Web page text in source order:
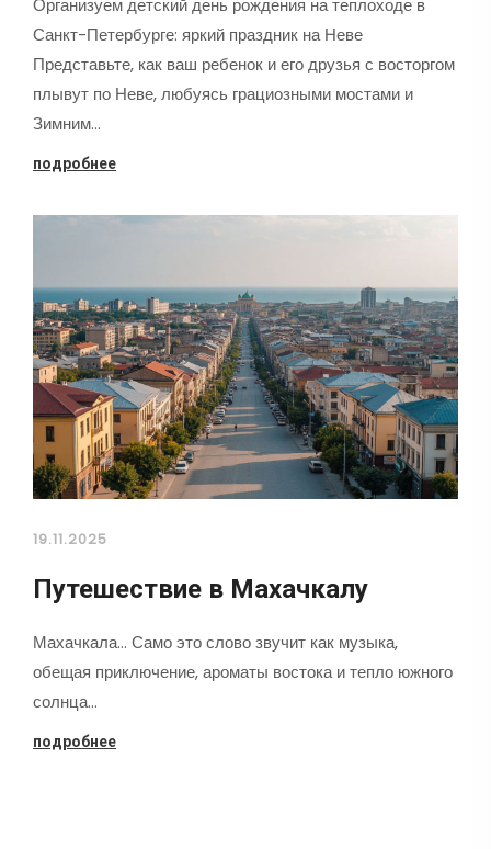
Организуем детский день рождения на теплоходе в
Санкт-Петербурге: яркий праздник на Неве
Представьте, как ваш ребенок и его друзья с восторгом
плывут по Неве, любуясь грациозными мостами и
Зимним…
подробнее
19.11.2025
Путешествие в Махачкалу
Махачкала... Само это слово звучит как музыка,
обещая приключение, ароматы востока и тепло южного
солнца…
подробнее